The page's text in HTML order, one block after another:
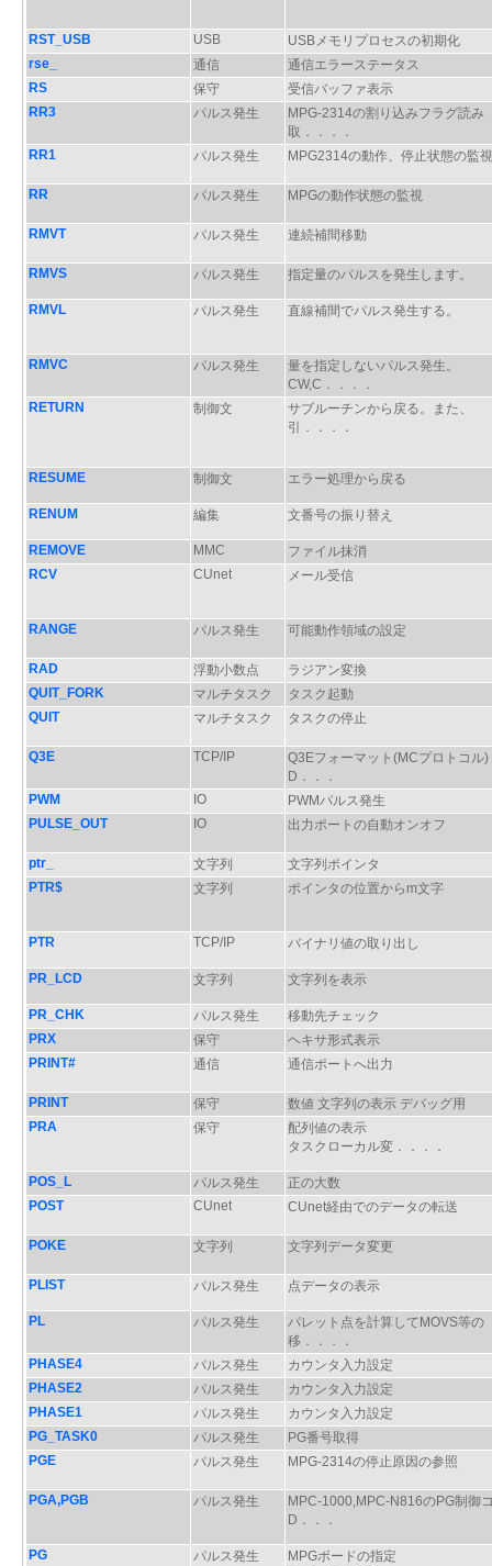
RST_USB USB
USBメモリプロセスの初期化
rse_
通信
通信エラーステータス
RS
保守
受信バッファ表示
RR3
パルス発生
MPG-2314の割り込みフラグ読み
取．．．．
RR1
パルス発生 MPG2314の動作、停止状態の監視
RR パルス発生 MPGの動作状態の監視
RMVT パルス発生 連続補間移動
RMVS パルス発生 指定量のパルスを発生します。
RMVL パルス発生 直線補間でパルス発生する。
RMVC パルス発生
量を指定しないパルス発生。
CW,C．．．．
RETURN
制御文
サブルーチンから戻る。また、
引．．．．
RESUME 制御文 エラー処理から戻る
RENUM 編集 文番号の振り替え
REMOVE MMC
ファイル抹消
RCV
CUnet メール受信
RANGE パルス発生 可能動作領域の設定
RAD 浮動小数点
ラジアン変換
QUIT_FORK
マルチタスク
タスク起動
QUIT
マルチタスク タスクの停止
Q3E TCP/IP
Q3Eフォーマット(MCプロトコル)
D．．．
PWM
IO
PWMパルス発生
PULSE_OUT
IO 出力ポートの自動オンオフ
ptr_ 文字列
文字列ポインタ
PTR$
文字列 ポインタの位置からm文字
PTR TCP/IP バイナリ値の取り出し
PR_LCD 文字列 文字列を表示
PR_CHK パルス発生
移動先チェック
PRX
保守
ヘキサ形式表示
PRINT#
通信 通信ポートへ出力
PRINT 保守
数値 文字列の表示 デバッグ用
PRA
保守
配列値の表示
タスクローカル変．．．．
POS_L パルス発生
正の大数
POST
CUnet CUnet経由でのデータの転送
POKE 文字列 文字列データ変更
PLIST パルス発生 点データの表示
PL パルス発生
パレット点を計算してMOVS等の
移．．．．
PHASE4
パルス発生
カウンタ入力設定
PHASE2
パルス発生
カウンタ入力設定
PHASE1
パルス発生
カウンタ入力設定
PG_TASK0
パルス発生
PG番号取得
PGE
パルス発生 MPG-2314の停止原因の参照
PGA,PGB パルス発生
MPC-1000,MPC-N816のPG制御
D．．．
PG パルス発生
MPGボードの指定